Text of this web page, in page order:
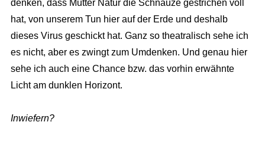
denken, dass Mutter Natur die Schnauze gestrichen voll
hat, von unserem Tun hier auf der Erde und deshalb
dieses Virus geschickt hat. Ganz so theatralisch sehe ich
es nicht, aber es zwingt zum Umdenken. Und genau hier
sehe ich auch eine Chance bzw. das vorhin erwähnte
Licht am dunklen Horizont.
Inwiefern?